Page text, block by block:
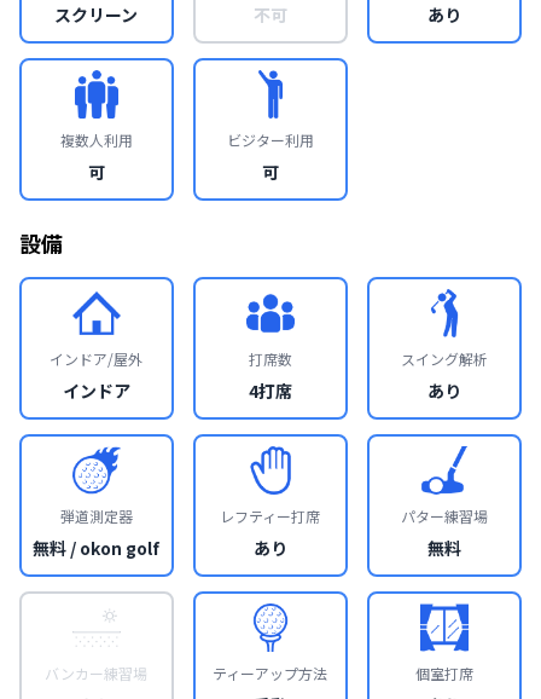
スクリーン 不可 あり
複数人利用
可
ビジター利用
可
設備
インドア/屋外
インドア
打席数
4打席
スイング解析
あり
弾道測定器
無料 / okon golf
レフティー打席
あり
パター練習場
無料
バンカー練習場 ティーアップ方法 個室打席